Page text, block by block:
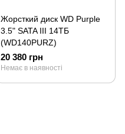
Жорсткий диск WD Purple
3.5" SATA III 14ТБ
(WD140PURZ)
20 380 грн
Немає в наявності